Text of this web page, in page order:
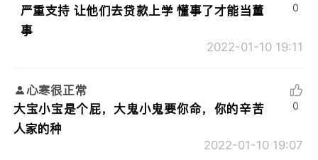
严重支持 让他们去贷款上学 懂事了才能当董
事
2022-01-10 19:11
0
心寒很正常
大宝小宝是个屁，大鬼小鬼要你命，你的辛苦
人家的种
2022-01-10 19:07
0